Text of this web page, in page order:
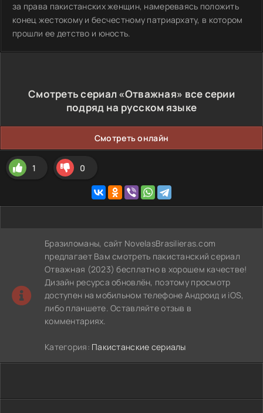
за права пакистанских женщин, намереваясь положить
конец жестокому и бесчестному патриархату, в котором
прошли ее детство и юность.
Смотреть сериал «Отважная» все серии
подряд на русском языке
Смотреть онлайн
1 0
Бразиломаны, сайт NovelasBrasilieras.com
предлагает Вам смотреть пакистанский сериал
Отважная (2023) бесплатно в хорошем качестве!
Дизайн ресурса обновлён, поэтому просмотр
доступен на мобильном телефоне Андроид и iOS,
либо планшете. Оставляйте отзыв в
комментариях.
Категория: Пакистанские сериалы